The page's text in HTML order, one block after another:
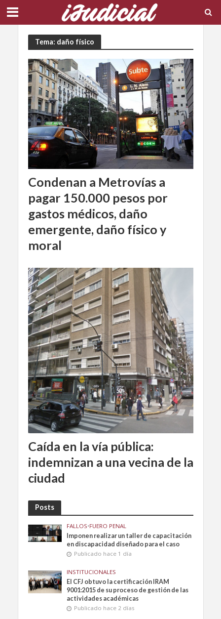
Tema: daño físico
Condenan a Metrovías a
pagar 150.000 pesos por
gastos médicos, daño
emergente, daño físico y
moral
Caída en la vía pública:
indemnizan a una vecina de la
ciudad
Posts
FALLOS•FUERO PENAL
Imponen realizar un taller de capacitación
en discapacidad diseñado para el caso
Publicado hace 1 día
INSTITUCIONALES
El CFJ obtuvo la certificación IRAM
9001:2015 de su proceso de gestión de las
actividades académicas
Publicado hace 2 días